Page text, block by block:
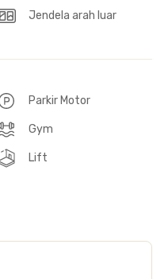
Jendela arah luar
Parkir Motor
Gym
Lift